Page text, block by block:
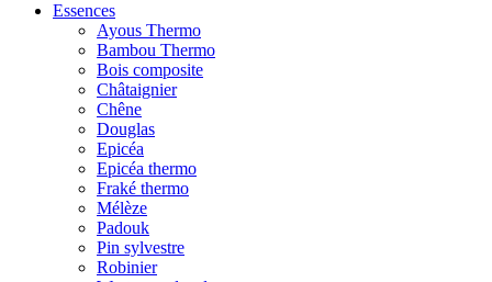
Essences
Ayous Thermo
Bambou Thermo
Bois composite
Châtaignier
Chêne
Douglas
Epicéa
Epicéa thermo
Fraké thermo
Mélèze
Padouk
Pin sylvestre
Robinier